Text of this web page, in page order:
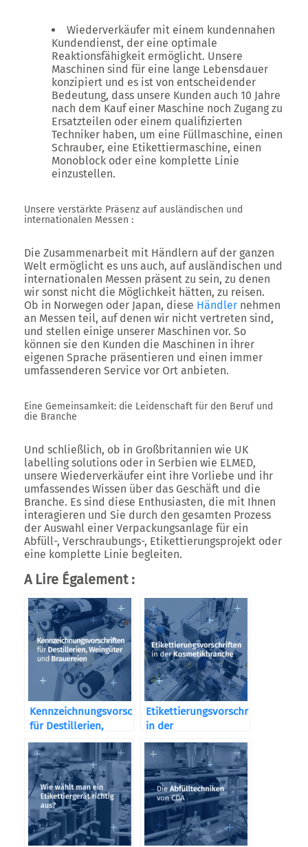
Wiederverkäufer mit einem kundennahen
Kundendienst, der eine optimale
Reaktionsfähigkeit ermöglicht. Unsere
Maschinen sind für eine lange Lebensdauer
konzipiert und es ist von entscheidender
Bedeutung, dass unsere Kunden auch 10 Jahre
nach dem Kauf einer Maschine noch Zugang zu
Ersatzteilen oder einem qualifizierten
Techniker haben, um eine Füllmaschine, einen
Schrauber, eine Etikettiermaschine, einen
Monoblock oder eine komplette Linie
einzustellen.
Unsere verstärkte Präsenz auf ausländischen und
internationalen Messen :
Die Zusammenarbeit mit Händlern auf der ganzen
Welt ermöglicht es uns auch, auf ausländischen und
internationalen Messen präsent zu sein, zu denen
wir sonst nicht die Möglichkeit hätten, zu reisen.
Ob in Norwegen oder Japan, diese Händler nehmen
an Messen teil, auf denen wir nicht vertreten sind,
und stellen einige unserer Maschinen vor. So
können sie den Kunden die Maschinen in ihrer
eigenen Sprache präsentieren und einen immer
umfassenderen Service vor Ort anbieten.
Eine Gemeinsamkeit: die Leidenschaft für den Beruf und
die Branche
Und schließlich, ob in Großbritannien wie UK
labelling solutions oder in Serbien wie ELMED,
unsere Wiederverkäufer eint ihre Vorliebe und ihr
umfassendes Wissen über das Geschäft und die
Branche. Es sind diese Enthusiasten, die mit Ihnen
interagieren und Sie durch den gesamten Prozess
der Auswahl einer Verpackungsanlage für ein
Abfüll-, Verschraubungs-, Etikettierungsprojekt oder
eine komplette Linie begleiten.
A Lire Également :
Kennzeichnungsvorschriften
für Destillerien,
Weingüter und
Brauereien
Etikettierungsvorschriften
in der
Kosmetikbranche